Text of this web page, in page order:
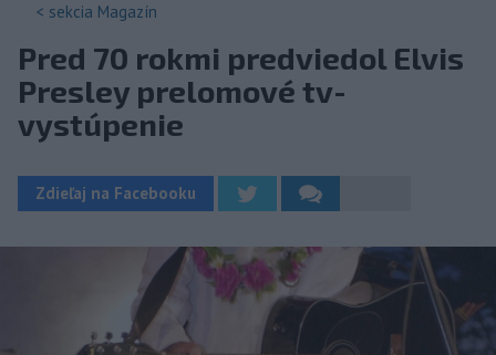
< sekcia Magazín
Pred 70 rokmi predviedol Elvis
Presley prelomové tv-
vystúpenie
Zdieľaj na Facebooku